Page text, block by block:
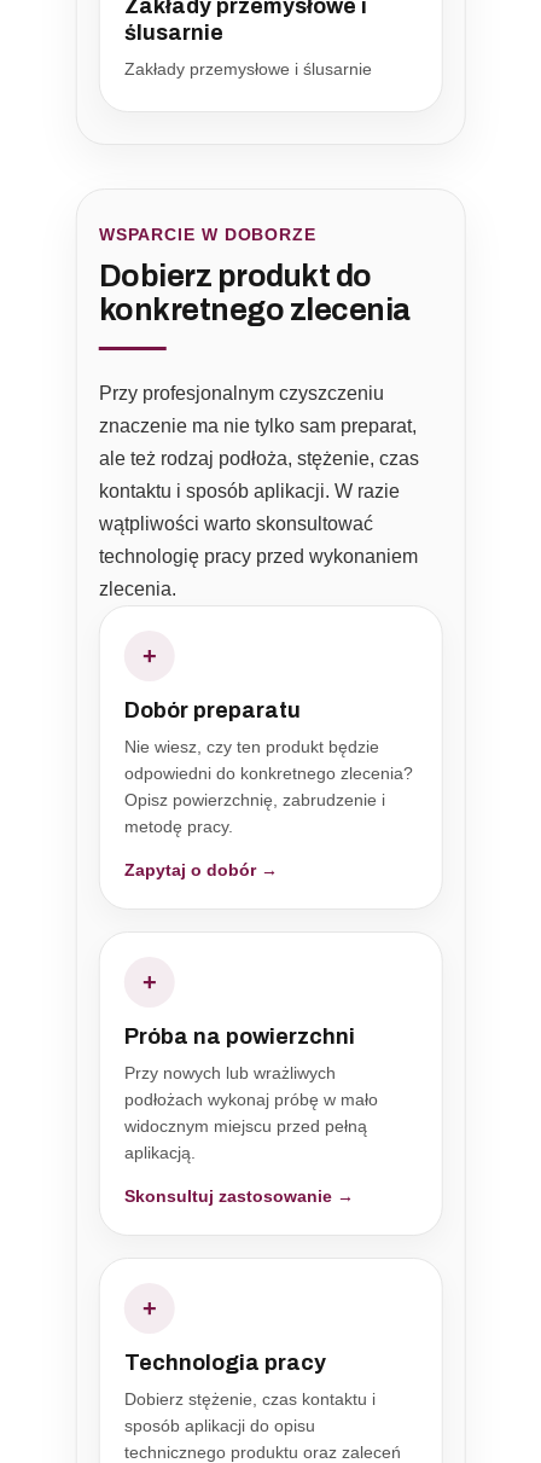
Zakłady przemysłowe i
ślusarnie
Zakłady przemysłowe i ślusarnie
WSPARCIE W DOBORZE
Dobierz produkt do
konkretnego zlecenia
Przy profesjonalnym czyszczeniu
znaczenie ma nie tylko sam preparat,
ale też rodzaj podłoża, stężenie, czas
kontaktu i sposób aplikacji. W razie
wątpliwości warto skonsultować
technologię pracy przed wykonaniem
zlecenia.
+
Dobór preparatu
Nie wiesz, czy ten produkt będzie
odpowiedni do konkretnego zlecenia?
Opisz powierzchnię, zabrudzenie i
metodę pracy.
Zapytaj o dobór →
+
Próba na powierzchni
Przy nowych lub wrażliwych
podłożach wykonaj próbę w mało
widocznym miejscu przed pełną
aplikacją.
Skonsultuj zastosowanie →
+
Technologia pracy
Dobierz stężenie, czas kontaktu i
sposób aplikacji do opisu
technicznego produktu oraz zaleceń